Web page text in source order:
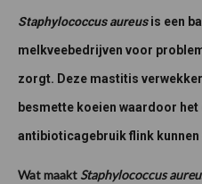
Staphylococcus aureusis een
melkveebedrijven voor
zorgt. Deze mastitis
besmette koeien waardoor
antibioticagebruik flink
Wat maakt Staphylococcus